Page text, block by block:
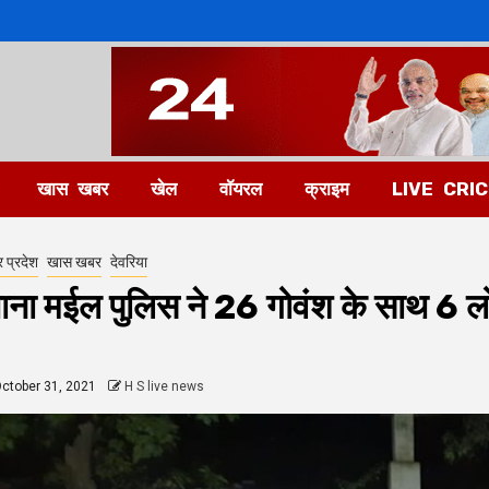
खास खबर खेल वॉयरल क्राइम LIVE
प्रदेश खास खबर देवरिया
मईल पुलिस ने 26 गोवंश के साथ 6
31, 2021 H S live news